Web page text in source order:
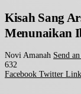
Kisah Sang
Menunaikan
Novi Amanah Send
632
Facebook Twitter